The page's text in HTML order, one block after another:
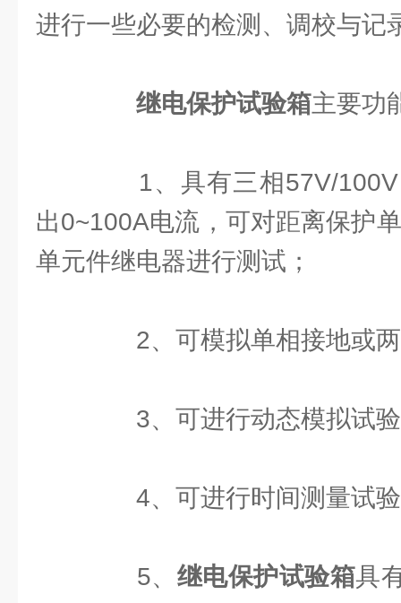
进行一些必要的检测、调校与记
继电保护试验箱主要功
1、具有三相57V/100V
出0~100A电流，可对距离保护
单元件继电器进行测试；
2、可模拟单相接地或两
3、可进行动态模拟试
4、可进行时间测量试
5、 继电保护试验箱具